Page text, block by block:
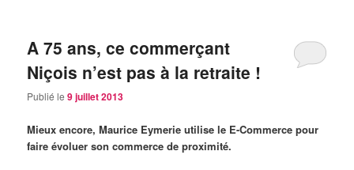
A 75 ans, ce commerçant
Niçois n’est pas à la retraite !
Publié le9 juillet 2013
Mieux encore, Maurice Eymerie utilise le E-Commerce pour
faire évoluer son commerce de proximité.